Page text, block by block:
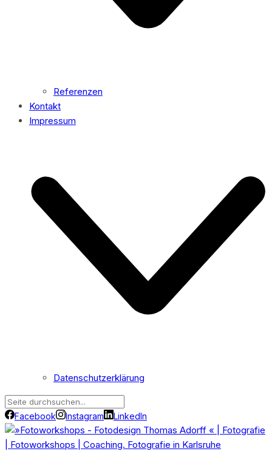
Referenzen
Kontakt
Impressum
Datenschutzerklärung
Facebook Instagram LinkedIn